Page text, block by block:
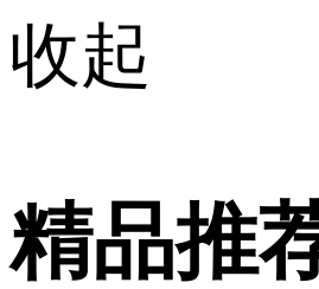
收起
精品推